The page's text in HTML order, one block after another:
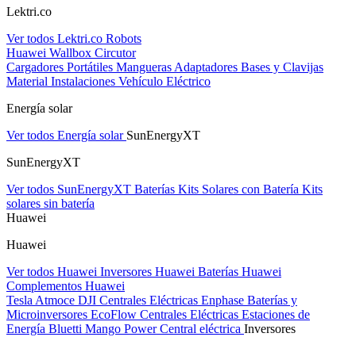
Lektri.co
Ver todos Lektri.co Robots
Huawei Wallbox Circutor
Cargadores Portátiles Mangueras Adaptadores Bases y Clavijas
Material Instalaciones Vehículo Eléctrico
Energía solar
Ver todos Energía solar SunEnergyXT
SunEnergyXT
Ver todos SunEnergyXT Baterías Kits Solares con Batería Kits
solares sin batería
Huawei
Huawei
Ver todos Huawei Inversores Huawei Baterías Huawei
Complementos Huawei
Tesla Atmoce DJI Centrales Eléctricas Enphase Baterías y
Microinversores EcoFlow Centrales Eléctricas Estaciones de
Energía Bluetti Mango Power Central eléctrica Inversores